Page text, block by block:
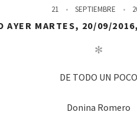
21 SEPTIEMBRE
AYER MARTES, 20/09/
✻
DE TODO UN POCO
Donina Romero